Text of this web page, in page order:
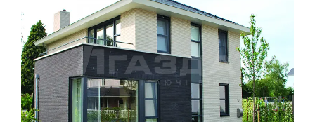
Ми пропонуємо москітні сітки з установкою в Києві,
купити які можна при замовленні
металопластикових вікон або ж окремо.
Виготовляємо сітки для:
Стандартних прямокутних окон.
Треугольних окон.